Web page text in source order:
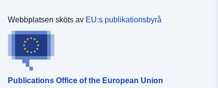
Webbplatsen sköts av EU:s publikationsbyrå
Publications Office of the European Union